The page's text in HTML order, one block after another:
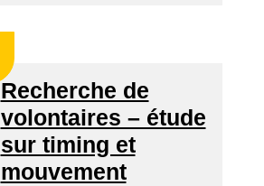
Recherche de
volontaires – étude
sur timing et
mouvement